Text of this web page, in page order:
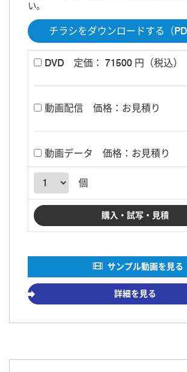
い。
チラシをダウンロードする（
DVD 定価： 71500 円（税込）
動画配信 価格：お見積り
動画データ 価格：お見積り
個
サンプル動画を見る
詳細を見る